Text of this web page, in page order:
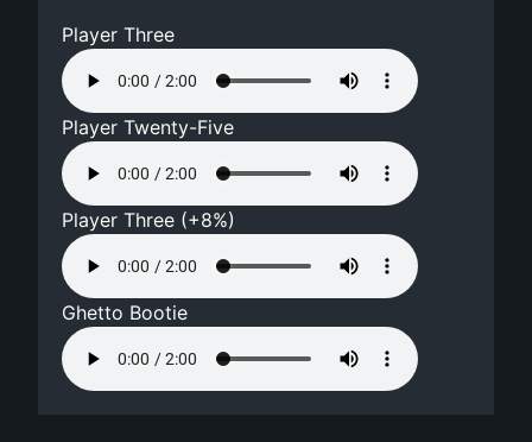
Player Three
Player Twenty-Five
Player Three (+8%)
Ghetto Bootie